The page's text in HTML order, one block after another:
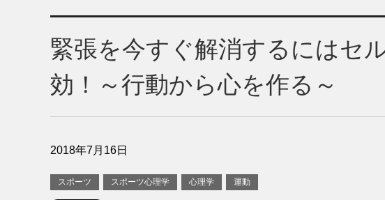
緊張を今すぐ解消するにはセ
効！～行動から心を作る～
2018年7月16日
スポーツ スポーツ心理学 心理学 運動